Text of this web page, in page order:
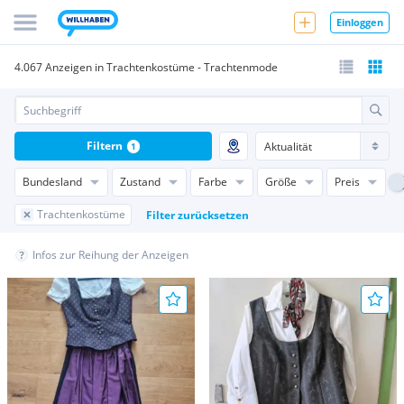
Einloggen
4.067 Anzeigen in Trachtenkostüme - Trachtenmode
Bundesland Zustand Farbe Größe Preis
Trachtenkostüme Filter zurücksetzen
Filtern 1
Infos zur Reihung der Anzeigen